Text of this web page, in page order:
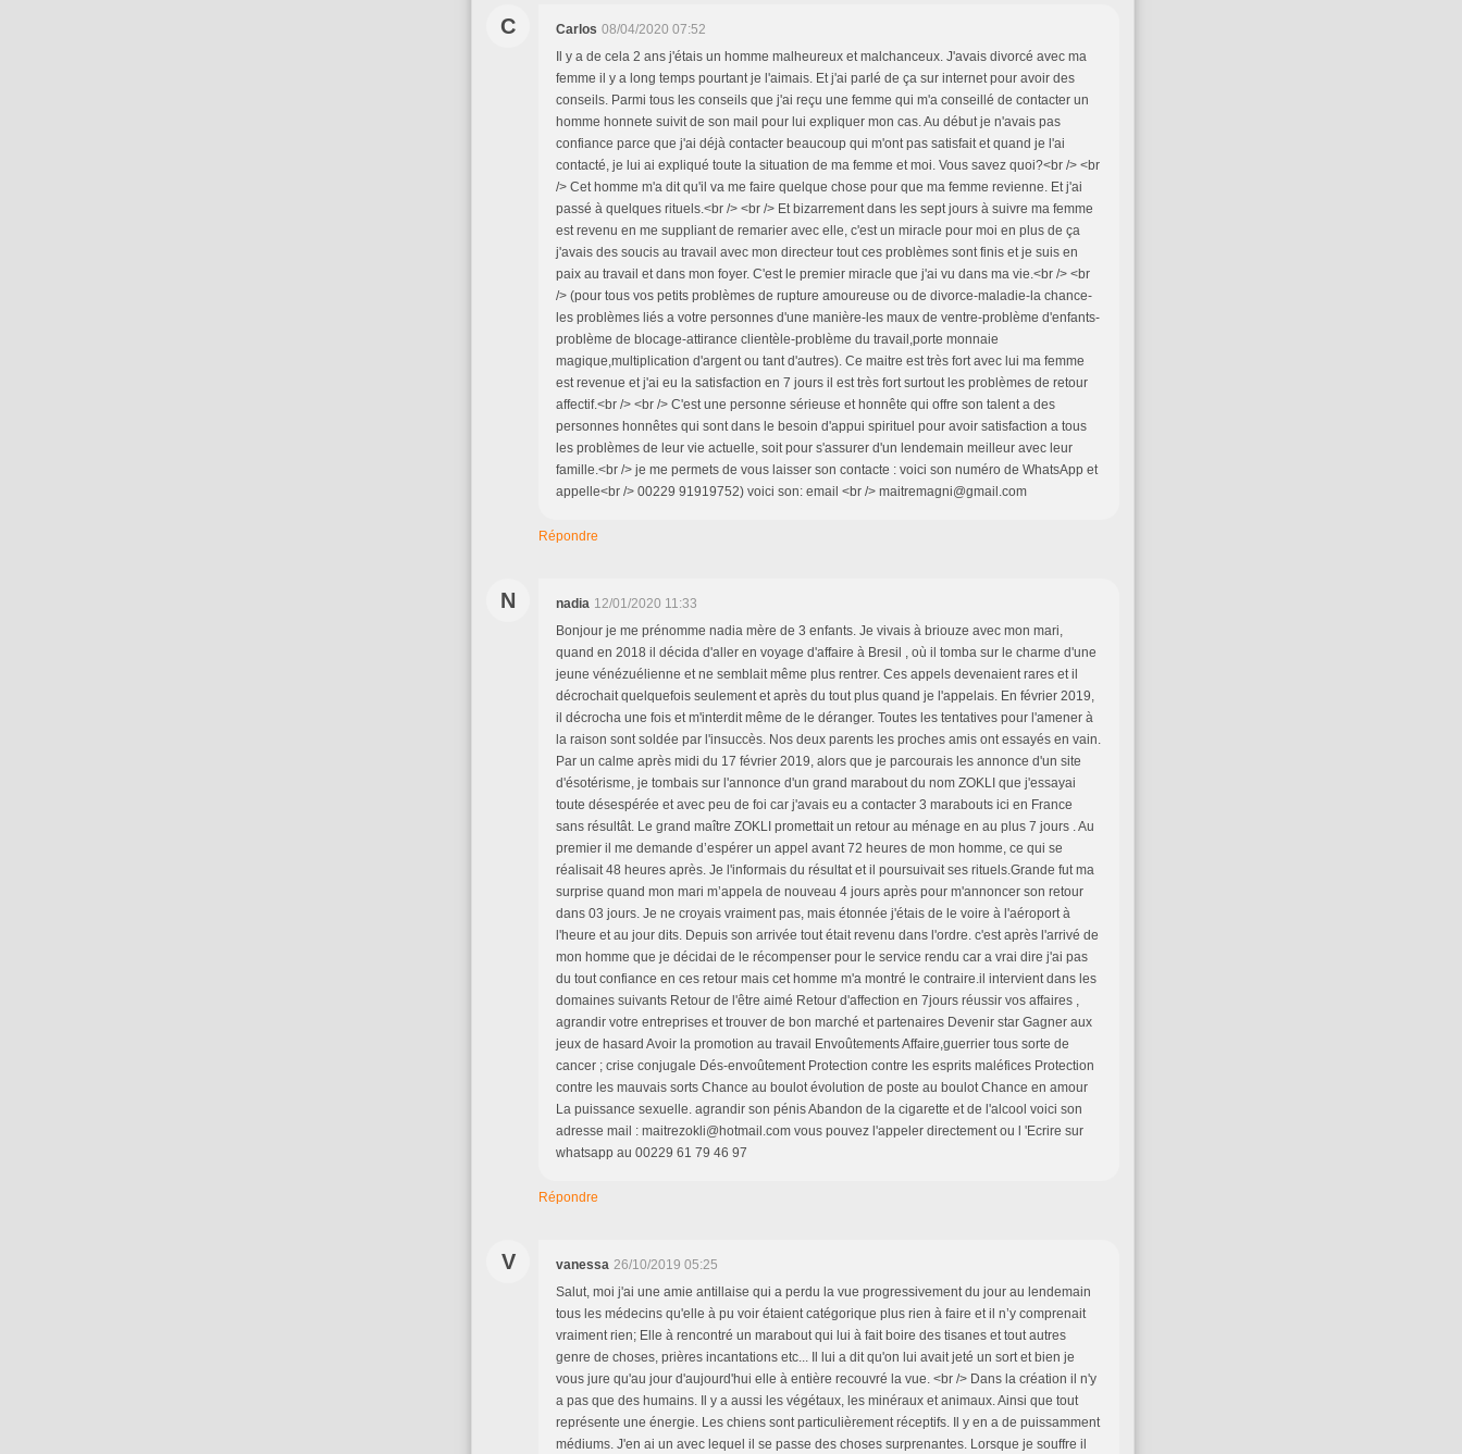
C Carlos 08/04/2020 07:52
Il y a de cela 2 ans j'étais un homme malheureux et malchanceux. J'avais divorcé avec ma
femme il y a long temps pourtant je l'aimais. Et j'ai parlé de ça sur internet pour avoir des
conseils. Parmi tous les conseils que j'ai reçu une femme qui m'a conseillé de contacter un
homme honnete suivit de son mail pour lui expliquer mon cas. Au début je n'avais pas
confiance parce que j'ai déjà contacter beaucoup qui m'ont pas satisfait et quand je l'ai
contacté, je lui ai expliqué toute la situation de ma femme et moi. Vous savez quoi?<br /> <br
/> Cet homme m'a dit qu'il va me faire quelque chose pour que ma femme revienne. Et j'ai
passé à quelques rituels.<br /> <br /> Et bizarrement dans les sept jours à suivre ma femme
est revenu en me suppliant de remarier avec elle, c'est un miracle pour moi en plus de ça
j'avais des soucis au travail avec mon directeur tout ces problèmes sont finis et je suis en
paix au travail et dans mon foyer. C'est le premier miracle que j'ai vu dans ma vie.<br /> <br
/> (pour tous vos petits problèmes de rupture amoureuse ou de divorce-maladie-la chance-
les problèmes liés a votre personnes d'une manière-les maux de ventre-problème d'enfants-
problème de blocage-attirance clientèle-problème du travail,porte monnaie
magique,multiplication d'argent ou tant d'autres). Ce maitre est très fort avec lui ma femme
est revenue et j'ai eu la satisfaction en 7 jours il est très fort surtout les problèmes de retour
affectif.<br /> <br /> C'est une personne sérieuse et honnête qui offre son talent a des
personnes honnêtes qui sont dans le besoin d'appui spirituel pour avoir satisfaction a tous
les problèmes de leur vie actuelle, soit pour s'assurer d'un lendemain meilleur avec leur
famille.<br /> je me permets de vous laisser son contacte : voici son numéro de WhatsApp et
appelle<br /> 00229 91919752) voici son: email <br /> maitremagni@gmail.com
Répondre
N nadia 12/01/2020 11:33
Bonjour je me prénomme nadia mère de 3 enfants. Je vivais à briouze avec mon mari,
quand en 2018 il décida d'aller en voyage d'affaire à Bresil , où il tomba sur le charme d'une
jeune vénézuélienne et ne semblait même plus rentrer. Ces appels devenaient rares et il
décrochait quelquefois seulement et après du tout plus quand je l'appelais. En février 2019,
il décrocha une fois et m'interdit même de le déranger. Toutes les tentatives pour l'amener à
la raison sont soldée par l'insuccès. Nos deux parents les proches amis ont essayés en vain.
Par un calme après midi du 17 février 2019, alors que je parcourais les annonce d'un site
d'ésotérisme, je tombais sur l'annonce d'un grand marabout du nom ZOKLI que j'essayai
toute désespérée et avec peu de foi car j'avais eu a contacter 3 marabouts ici en France
sans résultât. Le grand maître ZOKLI promettait un retour au ménage en au plus 7 jours . Au
premier il me demande d’espérer un appel avant 72 heures de mon homme, ce qui se
réalisait 48 heures après. Je l'informais du résultat et il poursuivait ses rituels.Grande fut ma
surprise quand mon mari m’appela de nouveau 4 jours après pour m'annoncer son retour
dans 03 jours. Je ne croyais vraiment pas, mais étonnée j'étais de le voire à l'aéroport à
l'heure et au jour dits. Depuis son arrivée tout était revenu dans l'ordre. c'est après l'arrivé de
mon homme que je décidai de le récompenser pour le service rendu car a vrai dire j'ai pas
du tout confiance en ces retour mais cet homme m'a montré le contraire.il intervient dans les
domaines suivants Retour de l'être aimé Retour d'affection en 7jours réussir vos affaires ,
agrandir votre entreprises et trouver de bon marché et partenaires Devenir star Gagner aux
jeux de hasard Avoir la promotion au travail Envoûtements Affaire,guerrier tous sorte de
cancer ; crise conjugale Dés-envoûtement Protection contre les esprits maléfices Protection
contre les mauvais sorts Chance au boulot évolution de poste au boulot Chance en amour
La puissance sexuelle. agrandir son pénis Abandon de la cigarette et de l'alcool voici son
adresse mail : maitrezokli@hotmail.com vous pouvez l'appeler directement ou l 'Ecrire sur
whatsapp au 00229 61 79 46 97
Répondre
V vanessa 26/10/2019 05:25
Salut, moi j'ai une amie antillaise qui a perdu la vue progressivement du jour au lendemain
tous les médecins qu'elle à pu voir étaient catégorique plus rien à faire et il n’y comprenait
vraiment rien; Elle à rencontré un marabout qui lui à fait boire des tisanes et tout autres
genre de choses, prières incantations etc... Il lui a dit qu'on lui avait jeté un sort et bien je
vous jure qu'au jour d'aujourd'hui elle à entière recouvré la vue. <br /> Dans la création il n'y
a pas que des humains. Il y a aussi les végétaux, les minéraux et animaux. Ainsi que tout
représente une énergie. Les chiens sont particulièrement réceptifs. Il y en a de puissamment
médiums. J'en ai un avec lequel il se passe des choses surprenantes. Lorsque je souffre il